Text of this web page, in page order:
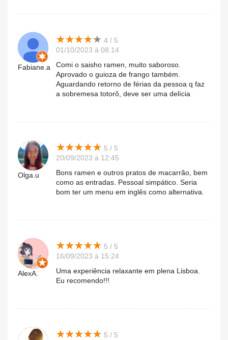
Fabiane.a
★★★★★
★★★★★ 4 / 5
01/10/2023 à 08:14
Comi o saisho ramen, muito saboroso.
Aprovado o guioza de frango também.
Aguardando retorno de férias da pessoa q faz
a sobremesa totorô, deve ser uma delícia
Olga.u
★★★★★
★★★★★ 5 / 5
20/09/2023 à 12:45
Bons ramen e outros pratos de macarrão, bem
como as entradas. Pessoal simpático. Seria
bom ter um menu em inglês como alternativa.
AlexA.
★★★★★
★★★★★ 5 / 5
16/09/2023 à 15:24
Uma experiência relaxante em plena Lisboa.
Eu recomendo!!!
★★★★★
★★★★★ 5 / 5